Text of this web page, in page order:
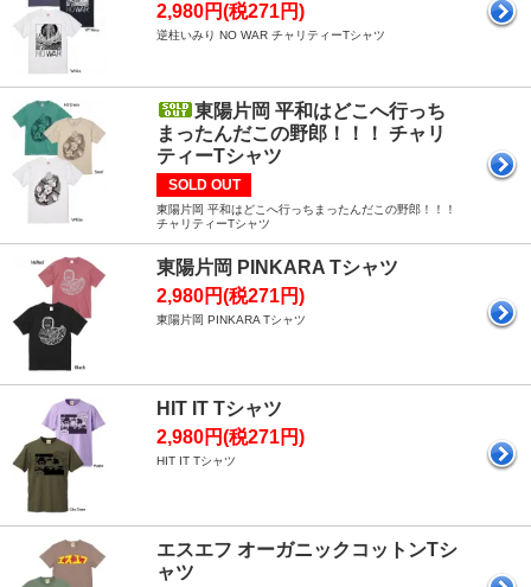
2,980円(税271円)
逆柱いみり NO WAR チャリティーTシャツ
東陽片岡 平和はどこへ行っち
まったんだこの野郎！！！ チャリ
ティーTシャツ
SOLD OUT
東陽片岡 平和はどこへ行っちまったんだこの野郎！！！
チャリティーTシャツ
東陽片岡 PINKARA Tシャツ
2,980円(税271円)
東陽片岡 PINKARA Tシャツ
HIT IT Tシャツ
2,980円(税271円)
HIT IT Tシャツ
エスエフ オーガニックコットンTシ
ャツ